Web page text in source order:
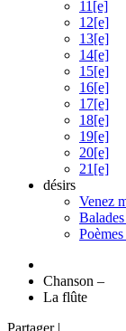
11[e]
12[e]
13[e]
14[e]
15[e]
16[e]
17[e]
18[e]
19[e]
20[e]
21[e]
désirs
Venez
Chanson –
La flûte
Partager |